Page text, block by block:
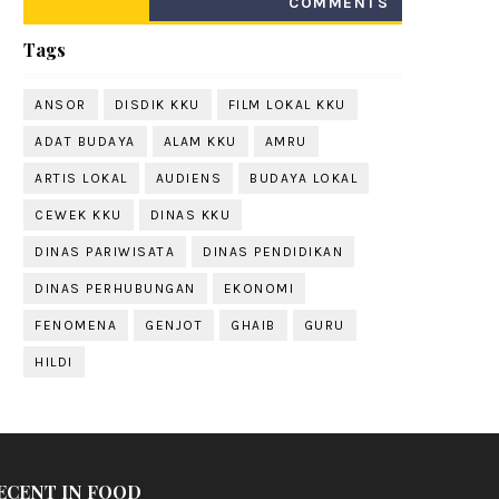
Tags
ANSOR DISDIK KKU FILM LOKAL KKU
ADAT BUDAYA ALAM KKU AMRU
ARTIS LOKAL AUDIENS BUDAYA LOKAL
CEWEK KKU DINAS KKU
DINAS PARIWISATA DINAS PENDIDIKAN
DINAS PERHUBUNGAN EKONOMI
FENOMENA GENJOT GHAIB GURU
HILDI
IN FOOD